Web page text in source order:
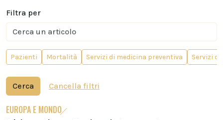
Filtra per
Pazienti Mortalità Servizi di medicina preventiva Servizi di
Cerca Cancella filtri
EUROPA E MONDO